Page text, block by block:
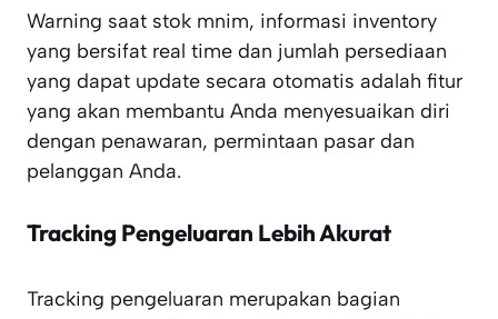
Warning saat stok mnim, informasi inventory
yang bersifat real time dan jumlah persediaan
yang dapat update secara otomatis adalah fitur
yang akan membantu Anda menyesuaikan diri
dengan penawaran, permintaan pasar dan
pelanggan Anda.
Tracking Pengeluaran Lebih Akurat
Tracking pengeluaran merupakan bagian